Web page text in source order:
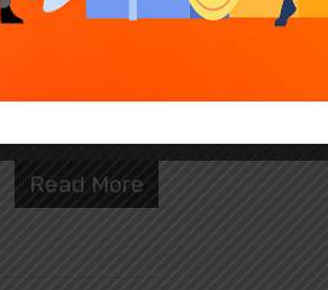
By ال بانک ایران
Read More